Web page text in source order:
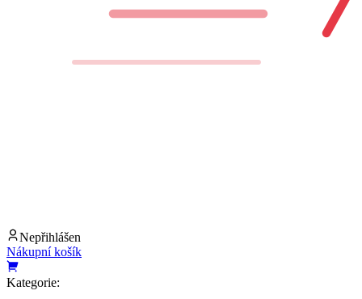
Nepřihlášen
Nákupní košík
Kategorie: